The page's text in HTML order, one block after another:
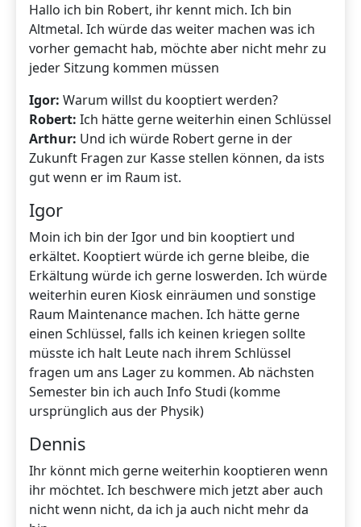
Hallo ich bin Robert, ihr kennt mich. Ich bin
Altmetal. Ich würde das weiter machen was ich
vorher gemacht hab, möchte aber nicht mehr zu
jeder Sitzung kommen müssen
Igor: Warum willst du kooptiert werden?
Robert: Ich hätte gerne weiterhin einen Schlüssel
Arthur: Und ich würde Robert gerne in der
Zukunft Fragen zur Kasse stellen können, da ists
gut wenn er im Raum ist.
Igor
Moin ich bin der Igor und bin kooptiert und
erkältet. Kooptiert würde ich gerne bleibe, die
Erkältung würde ich gerne loswerden. Ich würde
weiterhin euren Kiosk einräumen und sonstige
Raum Maintenance machen. Ich hätte gerne
einen Schlüssel, falls ich keinen kriegen sollte
müsste ich halt Leute nach ihrem Schlüssel
fragen um ans Lager zu kommen. Ab nächsten
Semester bin ich auch Info Studi (komme
ursprünglich aus der Physik)
Dennis
Ihr könnt mich gerne weiterhin kooptieren wenn
ihr möchtet. Ich beschwere mich jetzt aber auch
nicht wenn nicht, da ich ja auch nicht mehr da